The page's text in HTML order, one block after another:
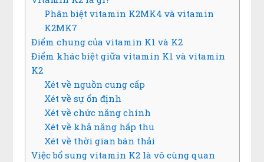
Phân biệt vitamin K2MK4 và vitamin
K2MK7
Điểm chung của vitamin K1 và K2
Điểm khác biệt giữa vitamin K1 và vitamin
K2
Xét về nguồn cung cấp
Xét về sự ổn định
Xét về chức năng chính
Xét về khả năng hấp thu
Xét về thời gian bán thải
Việc bổ sung vitamin K2 là vô cùng quan